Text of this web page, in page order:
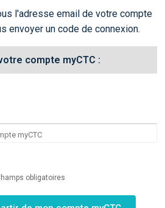
l'adresse email de votre compte
envoyer un code de connexion.
compte myCTC :
obligatoires